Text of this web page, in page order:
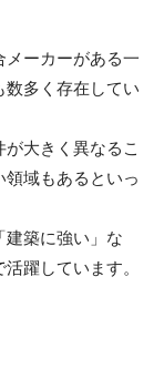
ーカーがある一
多く存在してい
大きく異なるこ
域もあるといっ
建築に強い」な
躍しています。